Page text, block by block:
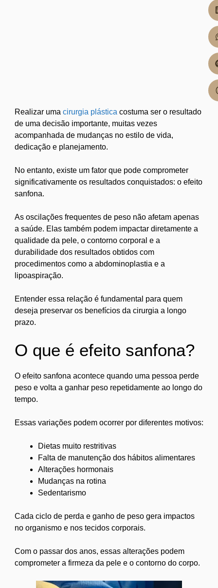
Realizar uma cirurgia plástica costuma ser o resultado
de uma decisão importante, muitas vezes
acompanhada de mudanças no estilo de vida,
dedicação e planejamento.
No entanto, existe um fator que pode comprometer
significativamente os resultados conquistados: o efeito
sanfona.
As oscilações frequentes de peso não afetam apenas
a saúde. Elas também podem impactar diretamente a
qualidade da pele, o contorno corporal e a
durabilidade dos resultados obtidos com
procedimentos como a abdominoplastia e a
lipoaspiração.
Entender essa relação é fundamental para quem
deseja preservar os benefícios da cirurgia a longo
prazo.
O que é efeito sanfona?
O efeito sanfona acontece quando uma pessoa perde
peso e volta a ganhar peso repetidamente ao longo do
tempo.
Essas variações podem ocorrer por diferentes motivos:
Dietas muito restritivas
Falta de manutenção dos hábitos alimentares
Alterações hormonais
Mudanças na rotina
Sedentarismo
Cada ciclo de perda e ganho de peso gera impactos
no organismo e nos tecidos corporais.
Com o passar dos anos, essas alterações podem
comprometer a firmeza da pele e o contorno do corpo.